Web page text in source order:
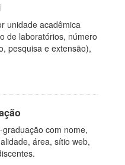
unidade acadêmica
de laboratórios, número
pesquisa e extensão),
com nome,
área, sítio web,